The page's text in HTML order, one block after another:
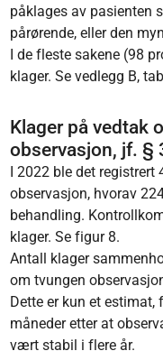
påklages av pasienten
pårørende, eller den
I de fleste sakene (98
klager. Se vedlegg B,
Klager på vedtak
observasjon, jf. §
I 2022 ble det registrert
observasjon, hvorav
behandling.
klager. Se figur 8.
Antall klager
om tvungen
Dette er kun et
måneder etter at
vært stabil i flere år.